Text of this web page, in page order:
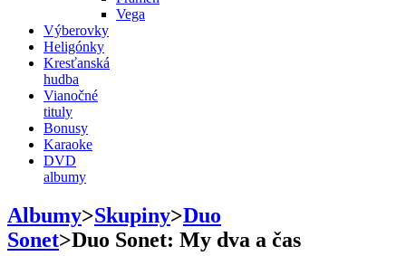
Vega
Výberovky
Heligónky
Kresťanská
hudba
Vianočné
tituly
Bonusy
Karaoke
DVD
albumy
Albumy>Skupiny>Duo
Sonet>Duo Sonet: My dva a čas